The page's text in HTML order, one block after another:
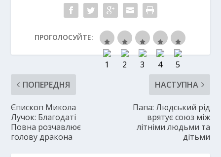
ПРОГОЛОСУЙТЕ:
ПОПЕРЕДНЯ
Єпископ Микола
Лучок: Благодаті
Повна розчавлює
голову дракона
НАСТУПНА
Папа: Людський рід
врятує союз між
літніми людьми та
дітьми